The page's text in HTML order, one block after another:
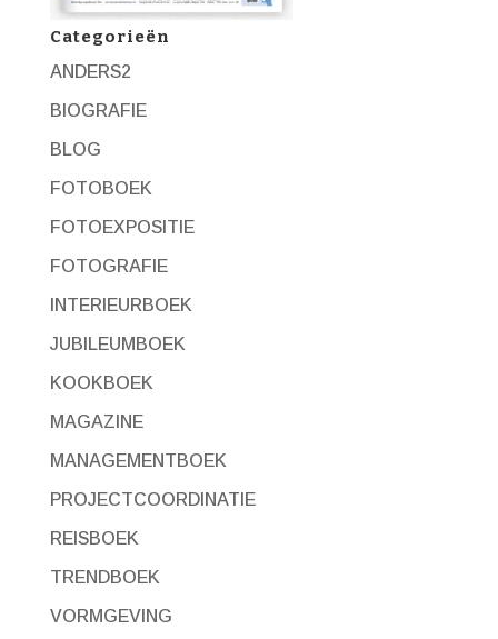
Categorieën
ANDERS2
BIOGRAFIE
BLOG
FOTOBOEK
FOTOEXPOSITIE
FOTOGRAFIE
INTERIEURBOEK
JUBILEUMBOEK
KOOKBOEK
MAGAZINE
MANAGEMENTBOEK
PROJECTCOORDINATIE
REISBOEK
TRENDBOEK
VORMGEVING